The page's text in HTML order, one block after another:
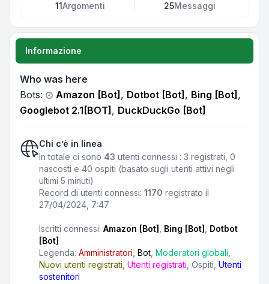
11Argomenti 25Messaggi
Informazione
Who was here
Bots:
Amazon [Bot] , Dotbot [Bot] , Bing [Bot] ,
Googlebot 2.1[BOT] , DuckDuckGo [Bot]
Chi c’è in linea
In totale ci sono 43 utenti connessi : 3 registrati, 0
nascosti e 40 ospiti (basato sugli utenti attivi negli
ultimi 5 minuti)
Record di utenti connessi: 1170 registrato il
27/04/2024, 7:47
Iscritti connessi: Amazon [Bot] , Bing [Bot] , Dotbot
[Bot]
Legenda: Amministratori, Bot, Moderatori globali,
Nuovi utenti registrati, Utenti registrati, Ospiti, Utenti
sostenitori